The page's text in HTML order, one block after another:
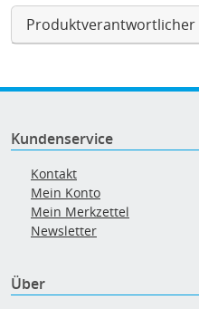
Produktverantwortlicher
Kundenservice
Kontakt
Mein Konto
Mein Merkzettel
Newsletter
Über